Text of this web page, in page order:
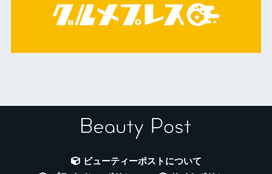
ビューティーポストについて